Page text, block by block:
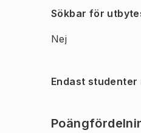
Sökbar för
Nej
Endast